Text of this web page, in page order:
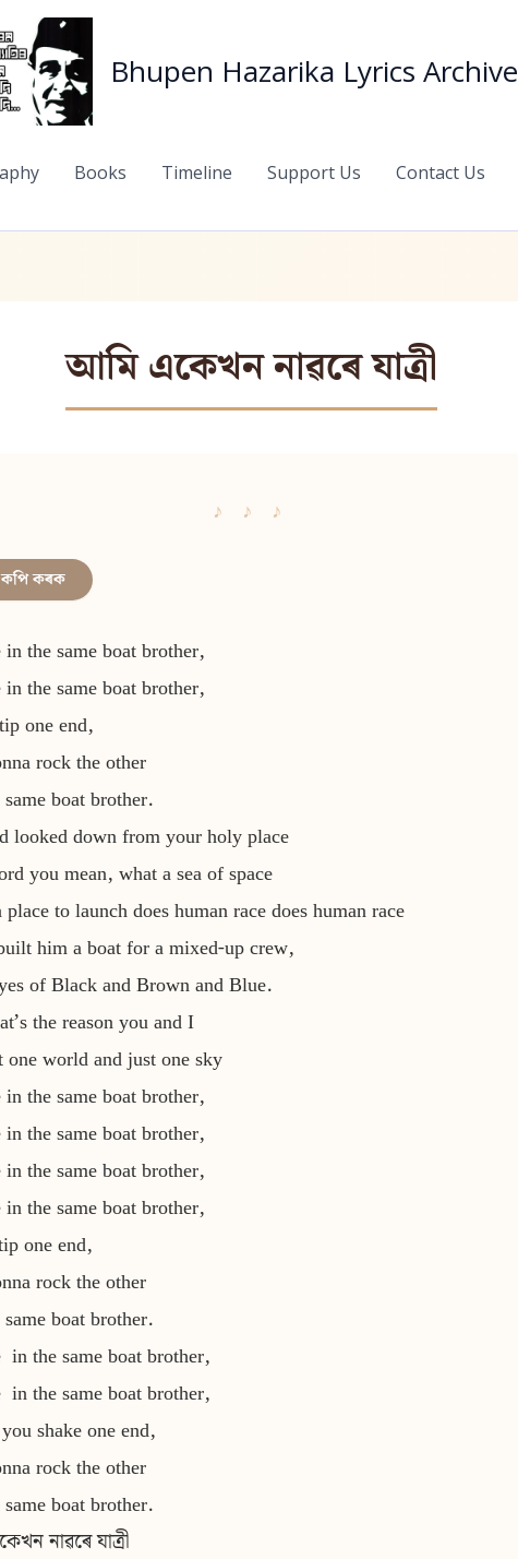
Bhupen Hazarika Lyrics Archive
Books Timeline Support Us Contact Us
আমি একেখন নাৱৰে যাত্ৰী
কপি কৰক
in the same boat brother,
in the same boat brother,
one end,
rock the other
same boat brother.
looked down from your holy place
you mean, what a sea of space
to launch does human race does human race
him a boat for a mixed-up crew,
of Black and Brown and Blue.
the reason you and I
one world and just one sky
in the same boat brother,
in the same boat brother,
in the same boat brother,
in the same boat brother,
one end,
rock the other
same boat brother.
in the same boat brother,
in the same boat brother,
shake one end,
rock the other
same boat brother.
নাৱৰে যাত্ৰী